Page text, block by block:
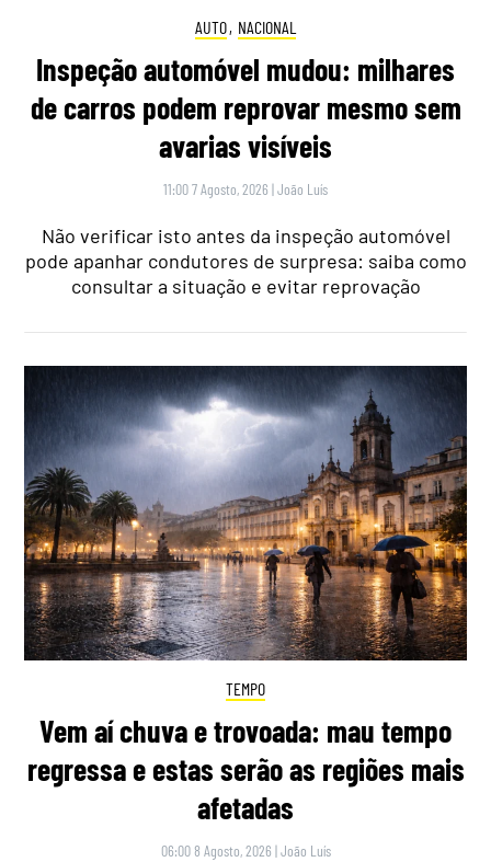
AUTO, NACIONAL
Inspeção automóvel mudou: milhares
de carros podem reprovar mesmo sem
avarias visíveis
11:00 7 Agosto, 2026 |João Luís
Não verificar isto antes da inspeção automóvel
pode apanhar condutores de surpresa: saiba como
consultar a situação e evitar reprovação
TEMPO
Vem aí chuva e trovoada: mau tempo
regressa e estas serão as regiões mais
afetadas
06:00 8 Agosto, 2026 |João Luís